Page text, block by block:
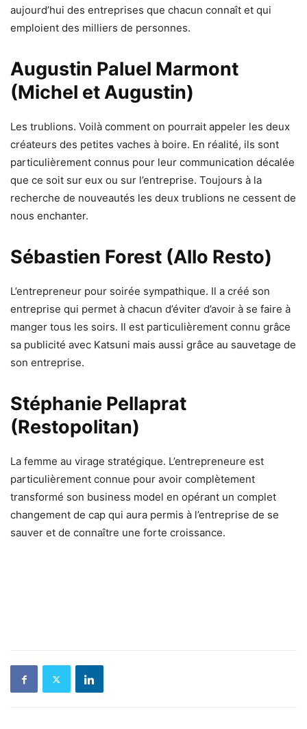
aujourd’hui des entreprises que chacun connaît et qui
emploient des milliers de personnes.
Augustin Paluel Marmont
(Michel et Augustin)
Les trublions. Voilà comment on pourrait appeler les deux
créateurs des petites vaches à boire. En réalité, ils sont
particulièrement connus pour leur communication décalée
que ce soit sur eux ou sur l’entreprise. Toujours à la
recherche de nouveautés les deux trublions ne cessent de
nous enchanter.
Sébastien Forest (Allo Resto)
L’entrepreneur pour soirée sympathique. Il a créé son
entreprise qui permet à chacun d’éviter d’avoir à se faire à
manger tous les soirs. Il est particulièrement connu grâce
sa publicité avec Katsuni mais aussi grâce au sauvetage de
son entreprise.
Stéphanie Pellaprat
(Restopolitan)
La femme au virage stratégique. L’entrepreneure est
particulièrement connue pour avoir complètement
transformé son business model en opérant un complet
changement de cap qui aura permis à l’entreprise de se
sauver et de connaître une forte croissance.